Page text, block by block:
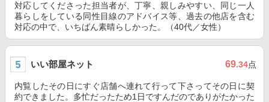
対応してくださった担当者が、丁寧、親しみやすい、同じ一人
暮らしをしている同性目線のアドバイス等、過去の他店を含む
対応の中で、いちばん素晴らしかった。（40代／女性）
いい部屋ネット 69.34点
内覧したその日にすぐ店舗へ連れて行って下さってその日に契
約できました。多忙だったため1日ですんだのでありがたかった